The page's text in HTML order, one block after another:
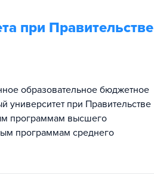
при Правительстве
образовательное бюджетное
при Правительстве
программам высшего
программам среднего